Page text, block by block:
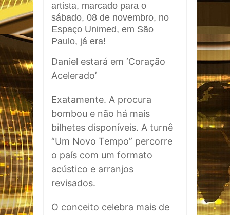
artista, marcado para o
sábado, 08 de novembro, no
Espaço Unimed, em São
Paulo, já era!
Daniel estará em ‘Coração
Acelerado’
Exatamente. A procura
bombou e não há mais
bilhetes disponíveis. A turnê
“Um Novo Tempo” percorre
o país com um formato
acústico e arranjos
revisados.
O conceito celebra mais de